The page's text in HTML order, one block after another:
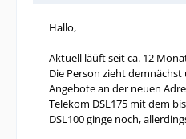
Hallo,
Aktuell läüft seit ca. 12
Die Person zieht
Angebote an der neuen
Telekom DSL175 mit dem
DSL100 ginge noch,